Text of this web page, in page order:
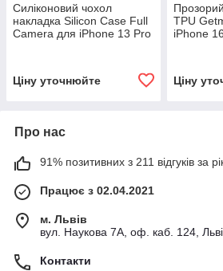
Силіконовий чохол
накладка Silicon Case Full
Camera для iPhone 13 Pro
Ціну уточнюйте
TPU
iPhone
Ціну
Про нас
91% позитивних з 211 відгуків за
Працює з 02.04.2021
м. Львів
вул. Наукова 7А, оф. каб. 124,
Контакти